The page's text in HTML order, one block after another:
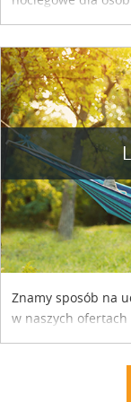
Znamy sposób na
w naszych ofertach
zwlekaj atrakcyjne